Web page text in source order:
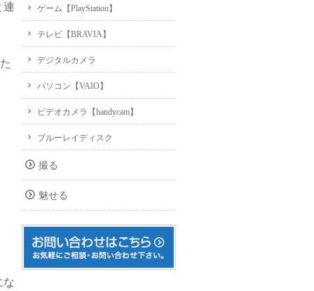
連
な
ゲーム【PlayStation】
テレビ【BRAVIA】
デジタルカメラ
パソコン【VAIO】
ビデオカメラ【handycam】
ブルーレイディスク
撮る
魅せる